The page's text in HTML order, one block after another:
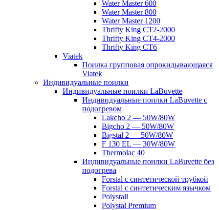
Water Master 600
Water Master 800
Water Master 1200
Thrifty King CT2-2000
Thrifty King CT4-2000
Thrifty King CT6
Viatek
Поилка групповая опрокидывающаяся
Viatek
Индивидуальные поилки
Индивидуальные поилки LaBuvette
Индивидуальные поилки LaBuvette с
подогревом
Lakcho 2 — 50W/80W
Bigcho 2 — 50W/80W
Bigstal 2 — 50W/80W
F 130 EL — 30W/80W
Thermolac 40
Индивидуальные поилки LaBuvette без
подогрева
Forstal с синтетической трубкой
Forstal с синтетическим язычком
Polystall
Polystal Premium